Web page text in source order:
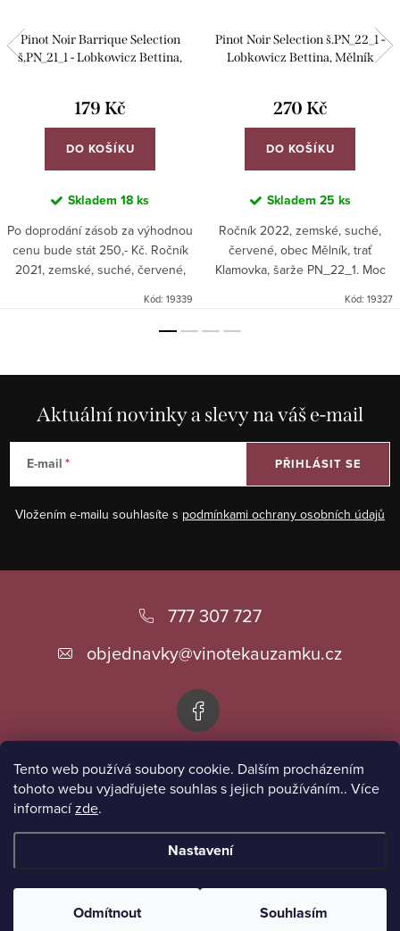
Tento web používá soubory cookie. Dalším procházením
tohoto webu vyjadřujete souhlas s jejich používáním.. Více
informacízde.
Nastavení
Odmítnout Souhlasím
Pinot Noir Barrique Selection
š.PN_21_1 - Lobkowicz Bettina,
179 Kč
DO KOŠÍKU
Skladem 18 ks
Po doprodání zásob za výhodnou
cenu bude stát 250,- Kč. Ročník
2021, zemské, suché, červené,
Kód: 19339
Pinot Noir Selection š.PN_22_1 -
Lobkowicz Bettina, Mělník
270 Kč
DO KOŠÍKU
Skladem 25 ks
Ročník 2022, zemské, suché,
červené, obec Mělník, trať
Klamovka, šarže PN_22_1. Moc
Kód: 19327
Aktuální novinky a slevy na váš e-mail
E-mail
Vložením e-mailu souhlasíte s podmínkami ochrany osobních údajů
PŘIHLÁSIT SE
777 307 727
objednavky@vinotekauzamku.cz
Informace pro vás
Přijímáme online platby
Copyright 2026Vinotéka u zámku. Všechna práva vyhrazena.